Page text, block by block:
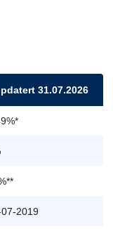
31.07.2026
2019